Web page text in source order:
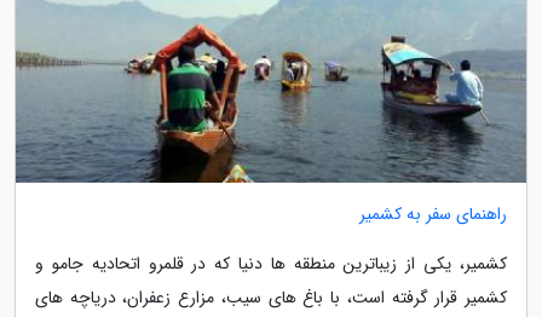
راهنمای سفر به کشمیر
کشمیر، یکی از زیباترین منطقه ها دنیا که در قلمرو اتحادیه جامو و
کشمیر قرار گرفته است، با باغ های سیب، مزارع زعفران، دریاچه های